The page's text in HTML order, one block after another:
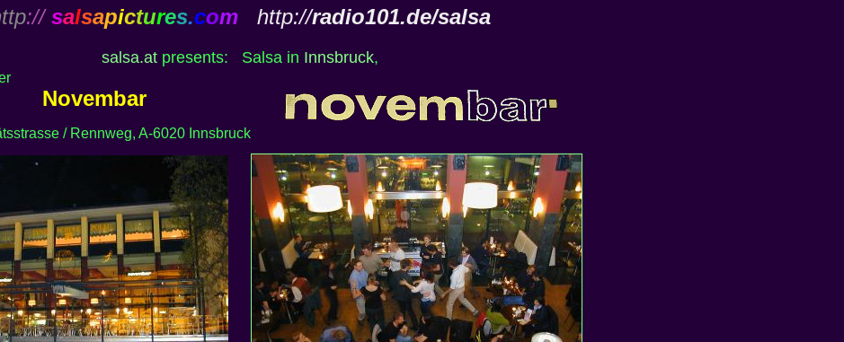
:// salsapictures.com http://radio101.de/salsa
salsa.at presents: Salsa in Innsbruck,
Novembar
/ Rennweg, A-6020 Innsbruck